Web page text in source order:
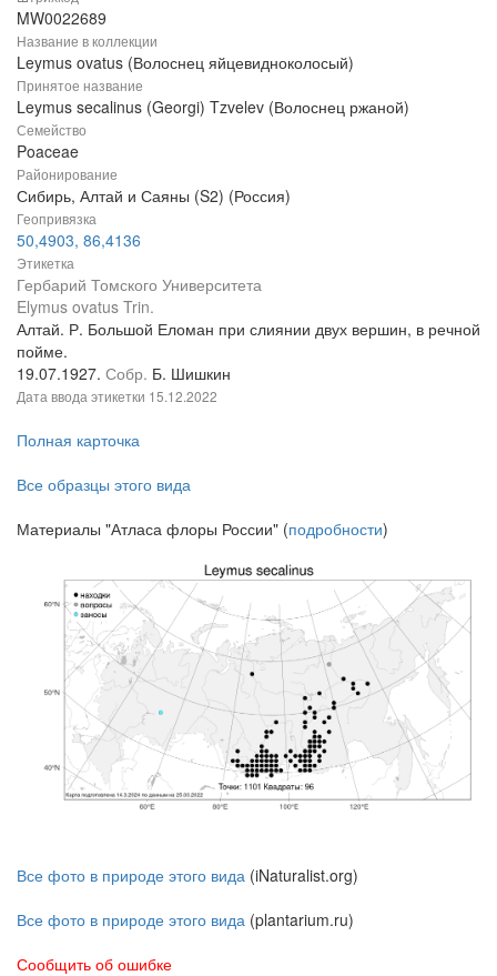
MW0022689
Название в коллекции
Leymus ovatus (Волоснец яйцевидноколосый)
Принятое название
Leymus secalinus (Georgi) Tzvelev (Волоснец ржаной)
Семейство
Poaceae
Районирование
Сибирь, Алтай и Саяны (S2) (Россия)
Геопривязка
50,4903, 86,4136
Этикетка
Гербарий Томского Университета
Elymus ovatus Trin.
Алтай. Р. Большой Еломан при слиянии двух вершин, в речной
пойме.
19.07.1927. Собр. Б. Шишкин
Дата ввода этикетки 15.12.2022
Полная карточка
Все образцы этого вида
Материалы "Атласа флоры России" (подробности)
Все фото в природе этого вида (iNaturalist.org)
Все фото в природе этого вида (plantarium.ru)
Сообщить об ошибке